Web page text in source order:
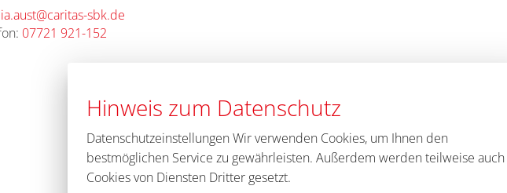
sbk.de
07721 921-152
Hinweis zum Datenschutz
Datenschutzeinstellungen Wir verwenden Cookies, um Ihnen den
bestmöglichen Service zu gewährleisten. Außerdem werden teilweise auch
Cookies von Diensten Dritter gesetzt.